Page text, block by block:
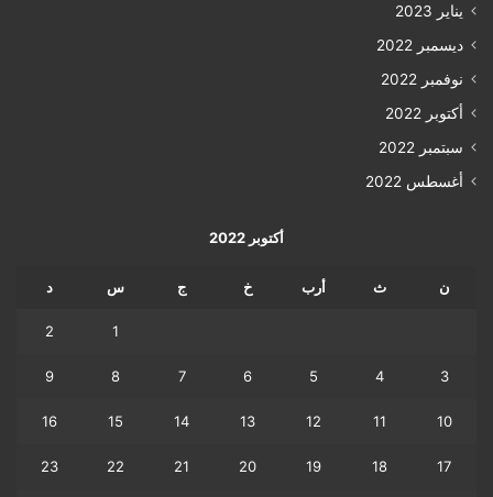
يناير 2023
ديسمبر 2022
نوفمبر 2022
أكتوبر 2022
سبتمبر 2022
أغسطس 2022
أكتوبر 2022
ن ث أرب خ ج س د
1
2
3
4
5
6
7
8
9
10
11
12
13
14
15
16
17
18
19
20
21
22
23